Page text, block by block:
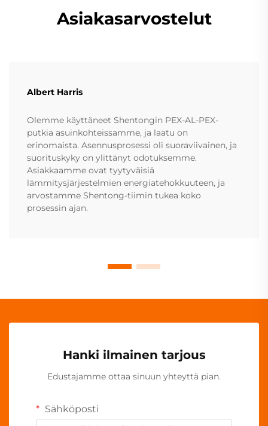
Asiakasarvostelut
Albert Harris
Olemme käyttäneet Shentongin PEX-AL-PEX-
putkia asuinkohteissamme, ja laatu on
erinomaista. Asennusprosessi oli suoraviivainen, ja
suorituskyky on ylittänyt odotuksemme.
Asiakkaamme ovat tyytyväisiä
lämmitysjärjestelmien energiatehokkuuteen, ja
arvostamme Shentong-tiimin tukea koko
prosessin ajan.
Hanki ilmainen tarjous
Edustajamme ottaa sinuun yhteyttä pian.
Sähköposti